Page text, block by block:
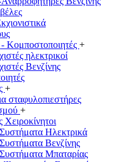
Κομποστοποιητές +
ηλεκτρικοί
Βενζίνης
+
σταφυλοπιεστήρες
+
Ηλεκτρικά
Βενζίνης
Μπαταρίας